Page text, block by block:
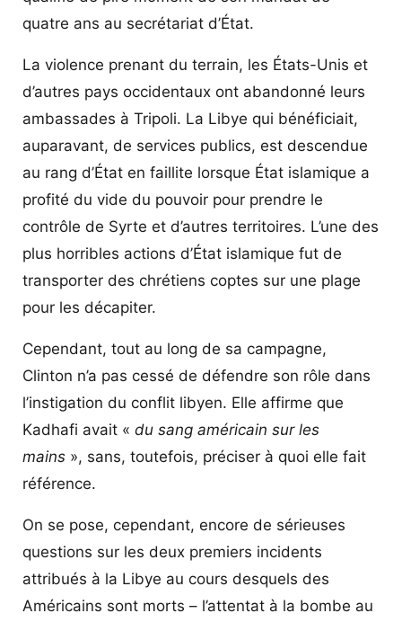
quatre ans au secrétariat d’État.
La violence prenant du terrain, les États-Unis et
d’autres pays occidentaux ont abandonné leurs
ambassades à Tripoli. La Libye qui bénéficiait,
auparavant, de services publics, est descendue
au rang d’État en faillite lorsque État islamique a
profité du vide du pouvoir pour prendre le
contrôle de Syrte et d’autres territoires. L’une des
plus horribles actions d’État islamique fut de
transporter des chrétiens coptes sur une plage
pour les décapiter.
Cependant, tout au long de sa campagne,
Clinton n’a pas cessé de défendre son rôle dans
l’instigation du conflit libyen. Elle affirme que
Kadhafi avait « du sang américain sur les
mains », sans, toutefois, préciser à quoi elle fait
référence.
On se pose, cependant, encore de sérieuses
questions sur les deux premiers incidents
attribués à la Libye au cours desquels des
Américains sont morts – l’attentat à la bombe au